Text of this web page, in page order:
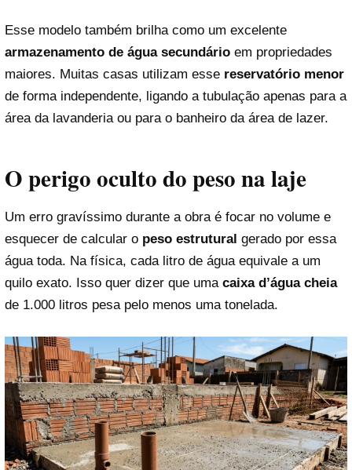
Esse modelo também brilha como um excelente
armazenamento de água secundário em propriedades
maiores. Muitas casas utilizam esse reservatório menor
de forma independente, ligando a tubulação apenas para a
área da lavanderia ou para o banheiro da área de lazer.
O perigo oculto do peso na laje
Um erro gravíssimo durante a obra é focar no volume e
esquecer de calcular o peso estrutural gerado por essa
água toda. Na física, cada litro de água equivale a um
quilo exato. Isso quer dizer que uma caixa d’água cheia
de 1.000 litros pesa pelo menos uma tonelada.